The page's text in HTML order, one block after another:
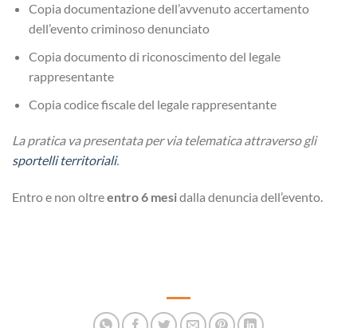
Copia documentazione dell’avvenuto accertamento
dell’evento criminoso denunciato
Copia documento di riconoscimento del legale
rappresentante
Copia codice fiscale del legale rappresentante
La pratica va presentata per via telematica attraverso gli
sportelli territoriali.
Entro e non oltreentro 6 mesidalla denuncia dell’evento.